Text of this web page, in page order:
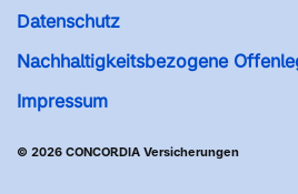
Datenschutz
Nachhaltigkeitsbezogene
Impressum
© 2026 CONCORDIA Versicherungen